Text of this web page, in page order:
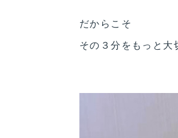
だからこそ
その３分をもっと大